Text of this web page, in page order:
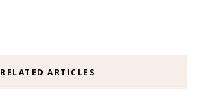
RELATED ARTICLES